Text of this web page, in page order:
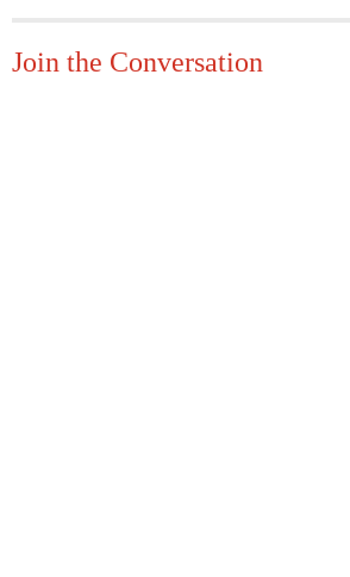
Join the Conversation